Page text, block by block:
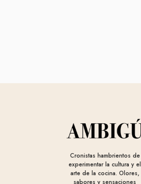
Cronistas hambrientos de
experimentar la cultura y el
arte de la cocina. Olores,